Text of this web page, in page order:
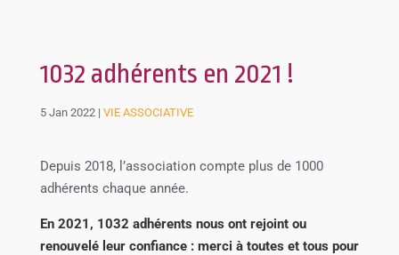
1032 adhérents en 2021 !
5 Jan 2022| VIE ASSOCIATIVE
Depuis 2018, l’association compte plus de 1000
adhérents chaque année.
En 2021, 1032 adhérents nous ont rejoint ou
renouvelé leur confiance : merci à toutes et tous pour